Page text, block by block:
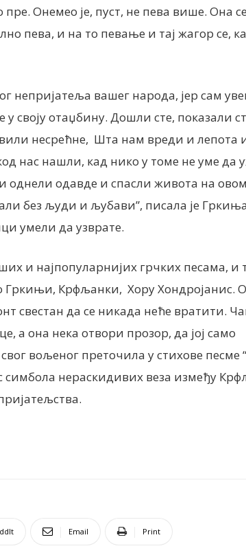
Онемео је, пуст, не пева више. Она
пева, и на то певање и тај жагор се,
непријатеља вашег народа, јер сам
своју отаџбину. Дошли сте, показали
несрећне, Шта нам вреди и лепота
нас нашли, кад нико у томе не уме да
однели одавде и спасли живота на овом
без људи и љубави”, писала је
умели да узврате.
и најпопуларнијих грчких песама, и
Гркињи, Крфљанки, Хору Хондројанис.
свестан да се никада неће вратити.
а она нека отвори прозор, да јој само
вољеног преточила у стихове песме
симбола нераскидивих веза између
Email Print